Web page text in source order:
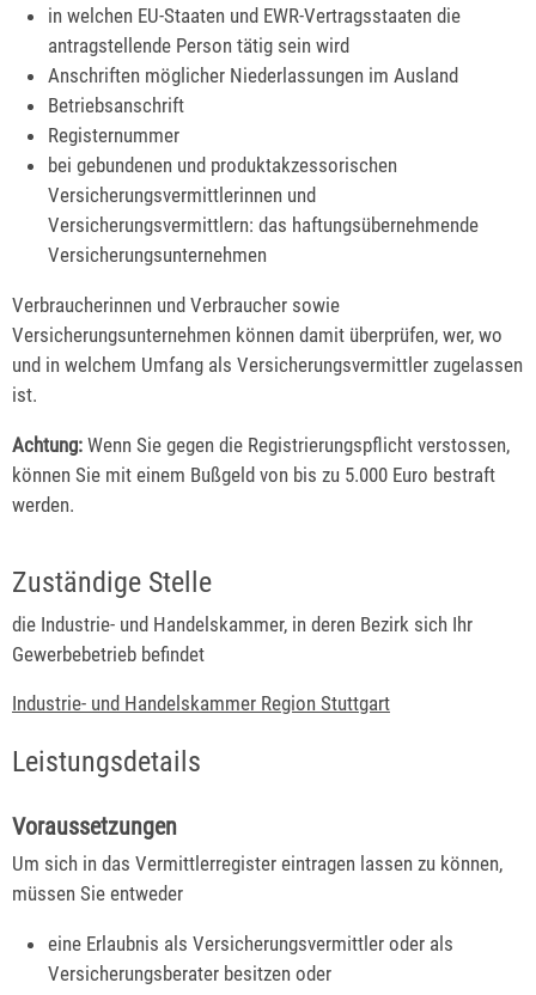
in welchen EU-Staaten und EWR-Vertragsstaaten die
antragstellende Person tätig sein wird
Anschriften möglicher Niederlassungen im Ausland
Betriebsanschrift
Registernummer
bei gebundenen und produktakzessorischen
Versicherungsvermittlerinnen und
Versicherungsvermittlern: das haftungsübernehmende
Versicherungsunternehmen
Verbraucherinnen und Verbraucher sowie
Versicherungsunternehmen können damit überprüfen, wer, wo
und in welchem Umfang als Versicherungsvermittler zugelassen
ist.
Achtung: Wenn Sie gegen die Registrierungspflicht verstossen,
können Sie mit einem Bußgeld von bis zu 5.000 Euro bestraft
werden.
Zuständige Stelle
die Industrie- und Handelskammer, in deren Bezirk sich Ihr
Gewerbebetrieb befindet
Industrie- und Handelskammer Region Stuttgart
Leistungsdetails
Voraussetzungen
Um sich in das Vermittlerregister eintragen lassen zu können,
müssen Sie entweder
eine Erlaubnis als Versicherungsvermittler oder als
Versicherungsberater besitzen oder